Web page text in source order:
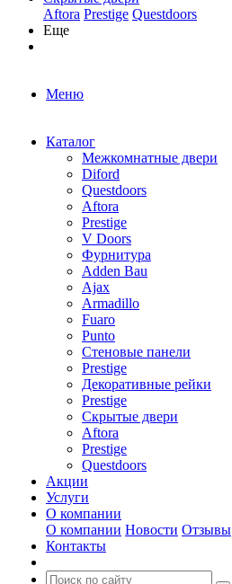
Aftora Prestige Questdoors
Еще
Меню
Каталог
Межкомнатные двери
Diford
Questdoors
Aftora
Prestige
V Doors
Фурнитура
Adden Bau
Ajax
Armadillo
Fuaro
Punto
Стеновые панели
Prestige
Декоративные рейки
Prestige
Скрытые двери
Aftora
Prestige
Questdoors
Акции
Услуги
О компании
О компании Новости Отзывы
Контакты